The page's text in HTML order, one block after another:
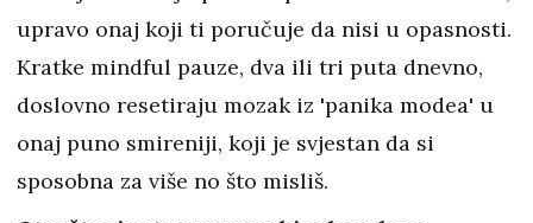
upravo onaj koji ti poručuje da nisi u opasnosti.
Kratke mindful pauze, dva ili tri puta dnevno,
doslovno resetiraju mozak iz 'panika modea' u
onaj puno smireniji, koji je svjestan da si
sposobna za više no što misliš.